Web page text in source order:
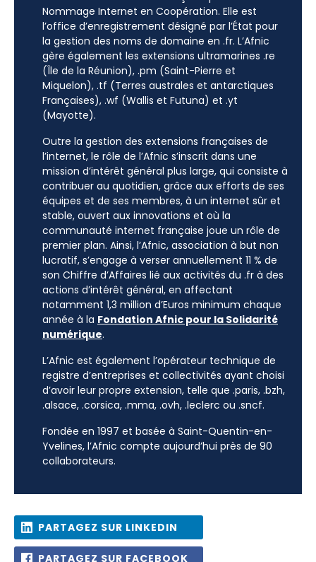
Nommage Internet en Coopération. Elle est
l’office d’enregistrement désigné par l’État pour
la gestion des noms de domaine en .fr. L’Afnic
gère également les extensions ultramarines .re
(Île de la Réunion), .pm (Saint-Pierre et
Miquelon), .tf (Terres australes et antarctiques
Françaises), .wf (Wallis et Futuna) et .yt
(Mayotte).
Outre la gestion des extensions françaises de
l’internet, le rôle de l’Afnic s’inscrit dans une
mission d’intérêt général plus large, qui consiste à
contribuer au quotidien, grâce aux efforts de ses
équipes et de ses membres, à un internet sûr et
stable, ouvert aux innovations et où la
communauté internet française joue un rôle de
premier plan. Ainsi, l’Afnic, association à but non
lucratif, s’engage à verser annuellement 11 % de
son Chiffre d’Affaires lié aux activités du .fr à des
actions d’intérêt général, en affectant
notamment 1,3 million d’Euros minimum chaque
année à la Fondation Afnic pour la Solidarité
numérique.
L’Afnic est également l’opérateur technique de
registre d’entreprises et collectivités ayant choisi
d’avoir leur propre extension, telle que .paris, .bzh,
.alsace, .corsica, .mma, .ovh, .leclerc ou .sncf.
Fondée en 1997 et basée à Saint-Quentin-en-
Yvelines, l’Afnic compte aujourd’hui près de 90
collaborateurs.
PARTAGEZ SUR LINKEDIN
PARTAGEZ SUR FACEBOOK